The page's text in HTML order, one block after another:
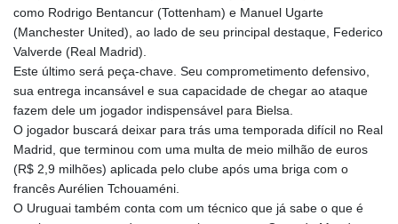
MOP 9.314584
MRU 46.338424
MVR 17.862733
MWK
MXN 19.812061
MYR 4.728715
MZN 73.882892
NGN
como Rodrigo Bentancur (Tottenham) e Manuel Ugarte
(Manchester United), ao lado de seu principal destaque, Federico
Valverde (Real Madrid).
Este último será peça-chave. Seu comprometimento defensivo,
sua entrega incansável e sua capacidade de chegar ao ataque
fazem dele um jogador indispensável para Bielsa.
O jogador buscará deixar para trás uma temporada difícil no Real
Madrid, que terminou com uma multa de meio milhão de euros
(R$ 2,9 milhões) aplicada pelo clube após uma briga com o
francês Aurélien Tchouaméni.
O Uruguai também conta com um técnico que já sabe o que é